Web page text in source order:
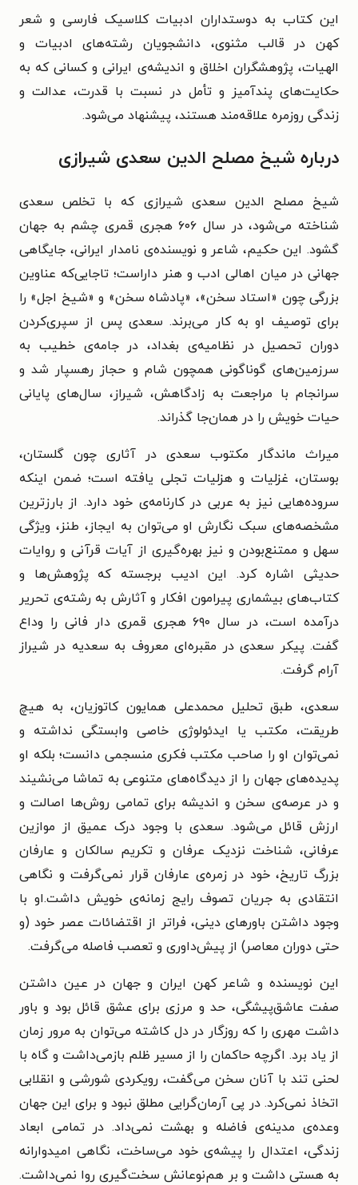
این کتاب به دوستداران ادبیات کلاسیک فارسی و شعر
کهن در قالب مثنوی، دانشجویان رشته‌های ادبیات و
الهیات، پژوهشگران اخلاق و اندیشه‌ی ایرانی و کسانی که به
حکایت‌های پندآمیز و تأمل در نسبت با قدرت، عدالت و
زندگی روزمره علاقه‌مند هستند، پیشنهاد می‌شود.
درباره شیخ مصلح الدین سعدی شیرازی
شیخ مصلح الدین سعدی شیرازی که با تخلص سعدی
شناخته می‌شود، در سال ۶۰۶ هجری قمری چشم به جهان
گشود. این حکیم، شاعر و نویسنده‌ی نامدار ایرانی، جایگاهی
جهانی در میان اهالی ادب و هنر داراست؛ تاجایی‌که عناوین
بزرگی چون «استاد سخن»، «پادشاه سخن» و «شیخ اجل» را
برای توصیف او به کار می‌برند. سعدی پس از سپری‌کردن
دوران تحصیل در نظامیه‌ی بغداد، در جامه‌ی خطیب به
سرزمین‌های گوناگونی همچون شام و حجاز رهسپار شد و
سرانجام با مراجعت به زادگاهش، شیراز، سال‌های پایانی
حیات خویش را در همان‌جا گذراند.
میراث ماندگار مکتوب سعدی در آثاری چون گلستان،
بوستان، غزلیات و هزلیات تجلی یافته است؛ ضمن اینکه
سروده‌هایی نیز به عربی در کارنامه‌ی خود دارد. از بارزترین
مشخصه‌های سبک نگارش او می‌توان به ایجاز، طنز، ویژگی
سهل و ممتنع‌بودن و نیز بهره‌گیری از آیات قرآنی و روایات
حدیثی اشاره کرد. این ادیب برجسته که پژوهش‌ها و
کتاب‌های بیشماری پیرامون افکار و آثارش به رشته‌ی تحریر
درآمده است، در سال ۶۹۰ هجری قمری دار فانی را وداع
گفت. پیکر سعدیدر مقبره‌ای معروف به سعدیه در شیراز
آرام گرفت.
سعدی، طبق تحلیل محمدعلی همایون کاتوزیان، به هیچ
طریقت، مکتب یا ایدئولوژی خاصی وابستگی نداشته و
نمی‌توان او را صاحب مکتب فکری منسجمی دانست؛ بلکه او
پدیده‌های جهان را از دیدگاه‌های متنوعی به تماشا می‌نشیند
و در عرصه‌ی سخن و اندیشه برای تمامی روش‌ها اصالت و
ارزش قائل می‌شود. سعدی با وجود درک عمیق از موازین
عرفانی، شناخت نزدیک عرفان و تکریم سالکان و عارفان
بزرگ تاریخ، خود در زمره‌ی عارفان قرار نمی‌گرفت و نگاهی
انتقادی به جریان تصوف رایج زمانه‌ی خویش داشت.او با
وجود داشتن باورهای دینی، فراتر از اقتضائات عصر خود (و
حتی دوران معاصر) از پیش‌داوری و تعصب فاصله می‌گرفت.
این نویسنده و شاعر کهن ایران و جهان در عین داشتن
صفت عاشق‌پیشگی، حد و مرزی برای عشق قائل بود و باور
داشت مهری را که روزگار در دل کاشته می‌توان به مرور زمان
از یاد برد. اگرچه حاکمان را از مسیر ظلم بازمی‌داشت و گاه با
لحنی تند با آنان سخن می‌گفت، رویکردی شورشی و انقلابی
اتخاذ نمی‌کرد. در پی آرمان‌گرایی مطلق نبود و برای این جهان
وعده‌ی مدینه‌ی فاضله و بهشت نمی‌داد. در تمامی ابعاد
زندگی، اعتدال را پیشه‌ی خود می‌ساخت، نگاهی امیدوارانه
به هستی داشت و بر هم‌نوعانش سخت‌گیری روا نمی‌داشت.